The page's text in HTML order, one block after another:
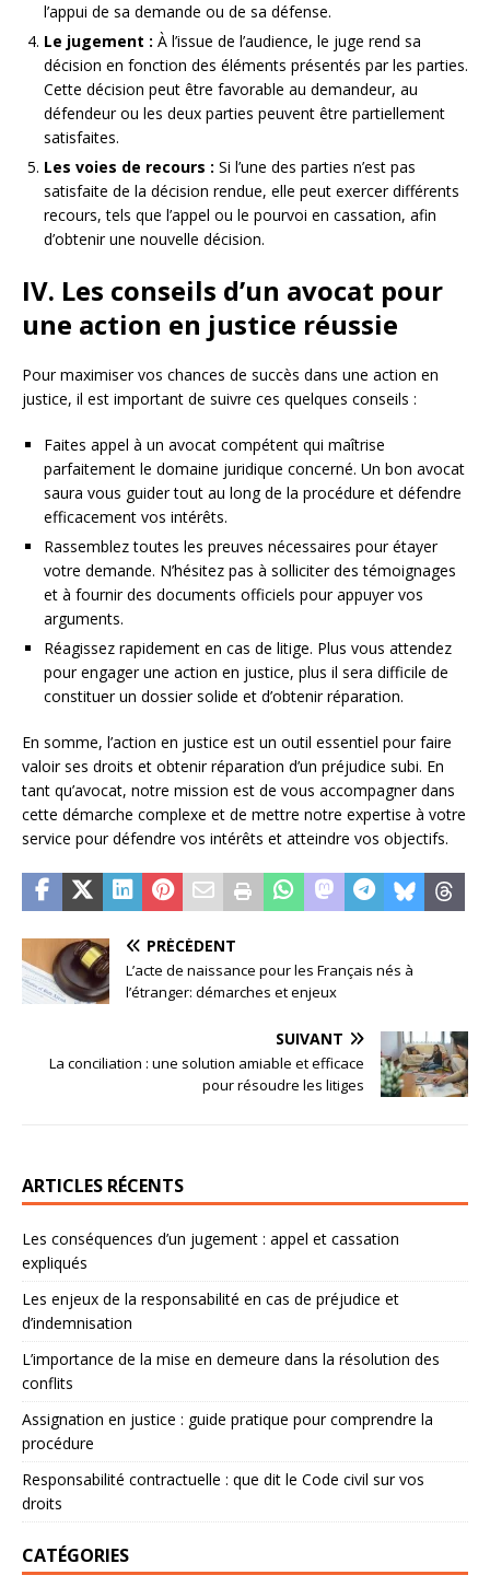
l’appui de sa demande ou de sa défense.
Le jugement : À l’issue de l’audience, le juge rend sa
décision en fonction des éléments présentés par les parties.
Cette décision peut être favorable au demandeur, au
défendeur ou les deux parties peuvent être partiellement
satisfaites.
Les voies de recours : Si l’une des parties n’est pas
satisfaite de la décision rendue, elle peut exercer différents
recours, tels que l’appel ou le pourvoi en cassation, afin
d’obtenir une nouvelle décision.
IV. Les conseils d’un avocat pour
une action en justice réussie
Pour maximiser vos chances de succès dans une action en
justice, il est important de suivre ces quelques conseils :
Faites appel à un avocat compétent qui maîtrise
parfaitement le domaine juridique concerné. Un bon avocat
saura vous guider tout au long de la procédure et défendre
efficacement vos intérêts.
Rassemblez toutes les preuves nécessaires pour étayer
votre demande. N’hésitez pas à solliciter des témoignages
et à fournir des documents officiels pour appuyer vos
arguments.
Réagissez rapidement en cas de litige. Plus vous attendez
pour engager une action en justice, plus il sera difficile de
constituer un dossier solide et d’obtenir réparation.
En somme, l’action en justice est un outil essentiel pour faire
valoir ses droits et obtenir réparation d’un préjudice subi. En
tant qu’avocat, notre mission est de vous accompagner dans
cette démarche complexe et de mettre notre expertise à votre
service pour défendre vos intérêts et atteindre vos objectifs.
PRÉCÉDENT
L’acte de naissance pour les Français nés à
l’étranger: démarches et enjeux
SUIVANT
La conciliation : une solution amiable et efficace
pour résoudre les litiges
ARTICLES RÉCENTS
Les conséquences d’un jugement : appel et cassation
expliqués
Les enjeux de la responsabilité en cas de préjudice et
d’indemnisation
L’importance de la mise en demeure dans la résolution des
conflits
Assignation en justice : guide pratique pour comprendre la
procédure
Responsabilité contractuelle : que dit le Code civil sur vos
droits
CATÉGORIES